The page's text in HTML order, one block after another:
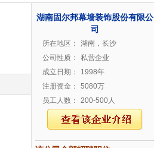
湖南固尔邦幕墙装饰股份有限公
司
所在地区：
湖南，长沙
公司性质：
私营企业
成立日期：
1998年
注册资金：
5080万
员工人数：
200-500人